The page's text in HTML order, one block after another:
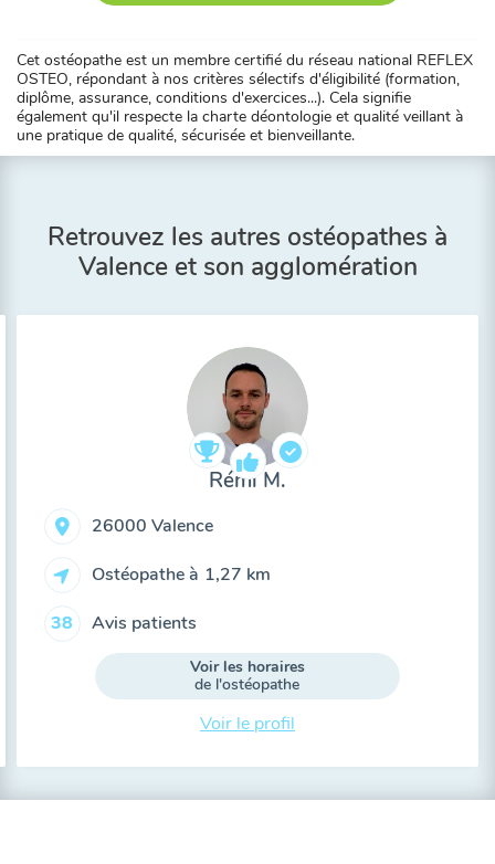
Cet ostéopathe est un membre certifié du réseau national REFLEX
OSTEO, répondant à nos critères sélectifs d'éligibilité (formation,
diplôme, assurance, conditions d'exercices...). Cela signifie
également qu'il respecte la charte déontologie et qualité veillant à
une pratique de qualité, sécurisée et bienveillante.
Retrouvez les autres ostéopathes à
Valence et son agglomération
Rémi M.
26000 Valence
Ostéopathe à 1,27 km
38 Avis patients
Voir les horaires
de l'ostéopathe
Voir le profil